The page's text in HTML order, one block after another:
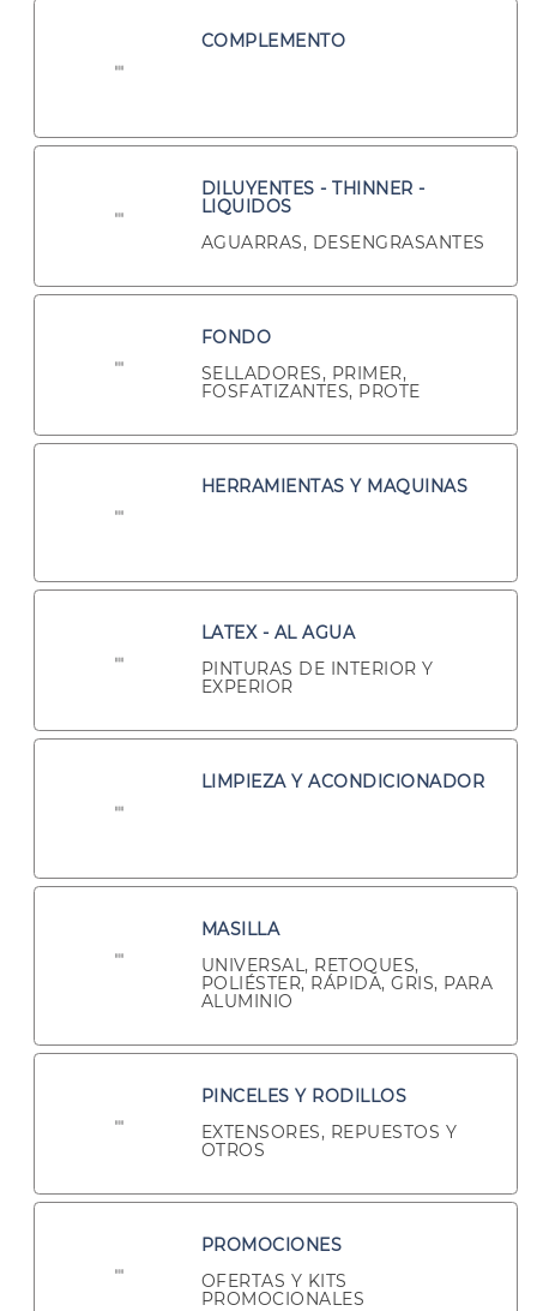
COMPLEMENTO
DILUYENTES - THINNER -
LIQUIDOS
AGUARRAS, DESENGRASANTES
FONDO
SELLADORES, PRIMER,
FOSFATIZANTES, PROTE
HERRAMIENTAS Y MAQUINAS
LATEX - AL AGUA
PINTURAS DE INTERIOR Y
EXPERIOR
LIMPIEZA Y ACONDICIONADOR
MASILLA
UNIVERSAL, RETOQUES,
POLIÉSTER, RÁPIDA, GRIS, PARA
ALUMINIO
PINCELES Y RODILLOS
EXTENSORES, REPUESTOS Y
OTROS
PROMOCIONES
OFERTAS Y KITS
PROMOCIONALES